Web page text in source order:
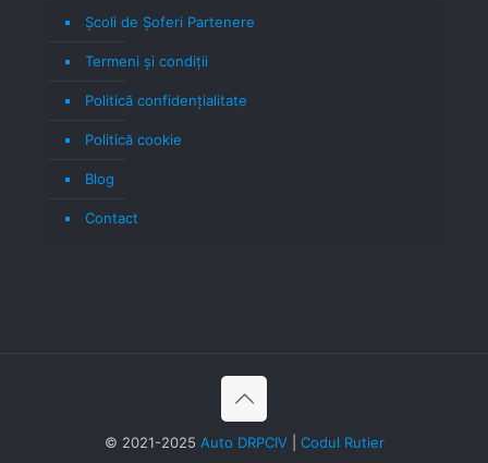
Școli de Șoferi Partenere
Termeni şi condiţii
Politică confidenţialitate
Politică cookie
Blog
Contact
© 2021-2025 Auto DRPCIV| Codul Rutier